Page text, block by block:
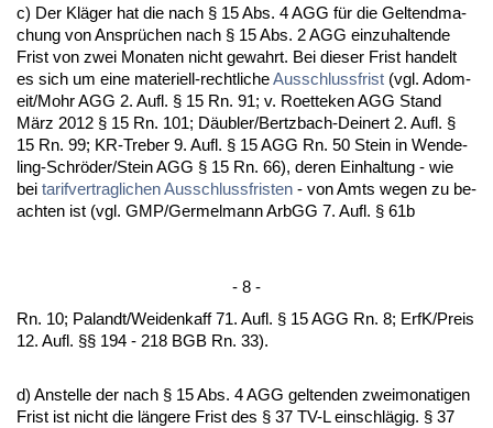
c) Der Kläger hat die nach § 15 Abs. 4 AGG für die Gel­tend­ma­
chung von Ansprüchen nach § 15 Abs. 2 AGG ein­zu­hal­ten­de
Frist von zwei Mo­na­ten nicht ge­wahrt. Bei die­ser Frist han­delt
es sich um ei­ne ma­te­ri­ell-recht­li­cheAus­schluss­frist (vgl. Adom­
eit/Mohr AGG 2. Aufl. § 15 Rn. 91; v. Ro­et­te­ken AGG Stand
März 2012 § 15 Rn. 101; Däubler/Bertz­bach-Dei­nert 2. Aufl. §
15 Rn. 99; KR-Tre­ber 9. Aufl. § 15 AGG Rn. 50 St­ein in Wen­de­
ling-Schröder/St­ein AGG § 15 Rn. 66), de­ren Ein­hal­tung - wie
bei ta­rif­ver­trag­li­chenAus­schluss­fris­ten - von Amts we­gen zu be­
ach­ten ist (vgl. GMP/Ger­mel­mann ArbGG 7. Aufl. § 61b
- 8 -
Rn. 10; Pa­landt/Wei­den­kaff 71. Aufl. § 15 AGG Rn. 8; ErfK/Preis
12. Aufl. §§ 194 - 218 BGB Rn. 33).
d) An­stel­le der nach § 15 Abs. 4 AGG gel­ten­den zwei­mo­na­ti­gen
Frist ist nicht die länge­re Frist des § 37 TV-L ein­schlägig. § 37